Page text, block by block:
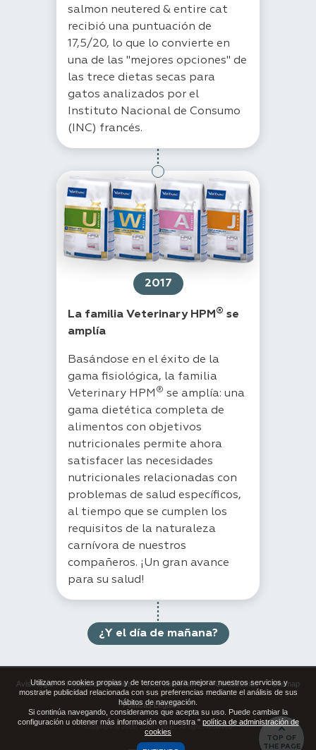
TOP OF
THE PAGE
salmon neutered & entire cat
recibió una puntuación de
17,5/20, lo que lo convierte en
una de las "mejores opciones" de
las trece dietas secas para
gatos analizados por el
Instituto Nacional de Consumo
(INC) francés.
2017
La familia Veterinary HPM ® se
amplía
Basándose en el éxito de la
gama fisiológica, la familia
Veterinary HPM ® se amplía: una
gama dietética completa de
alimentos con objetivos
nutricionales permite ahora
satisfacer las necesidades
nutricionales relacionadas con
problemas de salud específicos,
al tiempo que se cumplen los
requisitos de la naturaleza
carnívora de nuestros
compañeros. ¡Un gran avance
para su salud!
¿Y el día de mañana?
Aviso legal Política de Cookies Web corporativa Contáctanos Sitemap
Políticas Legales
Copyright © 2009,2026 Virbac. All rights reserved
Utilizamos cookies propias y de terceros para mejorar nuestros servicios y
mostrarle publicidad relacionada con sus preferencias mediante el análisis de sus
hábitos de navegación.
Si continúa navegando, consideramos que acepta su uso. Puede cambiar la
configuración u obtener más información en nuestra " política de administración de
cookies